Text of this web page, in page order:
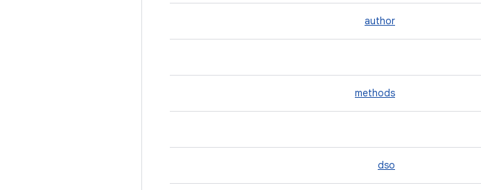
author
methods
dso